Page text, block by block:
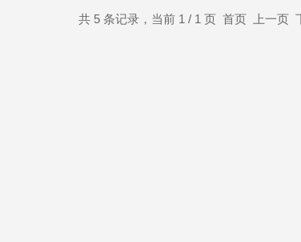
共 5 条记录，当前 1 / 1 页 首页 上一页